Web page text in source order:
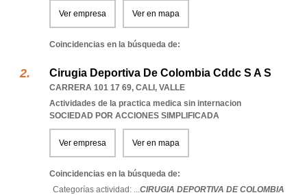
Ver empresa Ver en mapa
Coincidencias en la búsqueda de:
Cirugia Deportiva De Colombia Cddc S A S
CARRERA 101 17 69, CALI , VALLE
Actividades de la practica medica sin internacion
SOCIEDAD POR ACCIONES SIMPLIFICADA
Ver empresa Ver en mapa
Coincidencias en la búsqueda de:
Categorías actividad: ...CIRUGIA DEPORTIVA DE COLOMBIA